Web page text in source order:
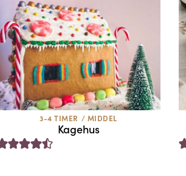
3-4 TIMER / MIDDEL
Kagehus